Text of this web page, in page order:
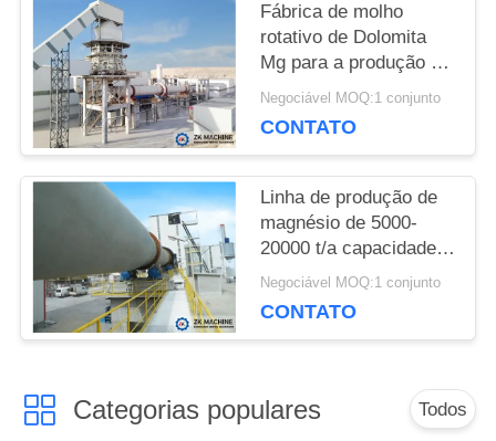
PEÇA
UMAS
CITAÇÕES
MAPA
SITE
DE
Fábrica de molho
rotativo de Dolomita
Mg para a produção do
processo Pidgeon
Negociável MOQ:1 conjunto
CONTATO
Linha de produção de
magnésio de 5000-
20000 t/a capacidade
com processo Pidgeon
Negociável MOQ:1 conjunto
CONTATO
Categorias populares Todos